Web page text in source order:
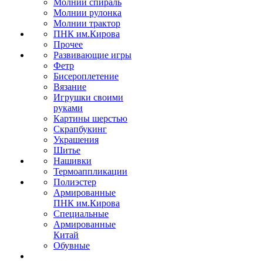
Молнии спираль
Молнии рулонка
Молнии трактор
ПНК им.Кирова
Прочее
Развивающие игры
Фетр
Бисероплетение
Вязание
Игрушки своими
руками
Картины шерстью
Скрапбукинг
Украшения
Шитье
Нашивки
Термоаппликации
Полиэстер
Армированные
ПНК им.Кирова
Специальные
Армированные
Китай
Обувные